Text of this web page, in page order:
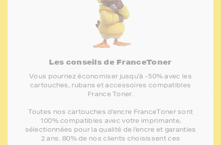
Les conseils de FranceToner
Vous pourriez économiser jusqu'à -50% avec les
cartouches, rubans et accessoires compatibles
France Toner.
Toutes nos cartouches d'encre FranceToner sont
100% compatibles avec votre imprimante,
sélectionnées pour la qualité de l'encre et garanties
2 ans. 80% de nos clients choisissent ces